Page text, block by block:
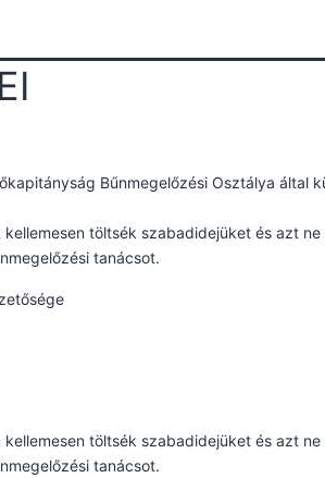
Bűnmegelőzési Osztálya által
töltsék szabadidejüket és azt ne
tanácsot.
töltsék szabadidejüket és azt ne
tanácsot.